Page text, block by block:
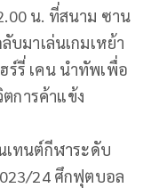
น. ที่สนาม ซาน
บมาเล่นเกมเหย้า
ร์รี่ เคน นำทัพเพื่อ
การค้าแข้ง
เทนต์กีฬาระดับ
24 ศึกฟุตบอล